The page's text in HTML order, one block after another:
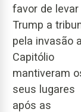
favor de levar
Trump a
pela invasão
Capitólio
mantiveram
seus lugares
após as